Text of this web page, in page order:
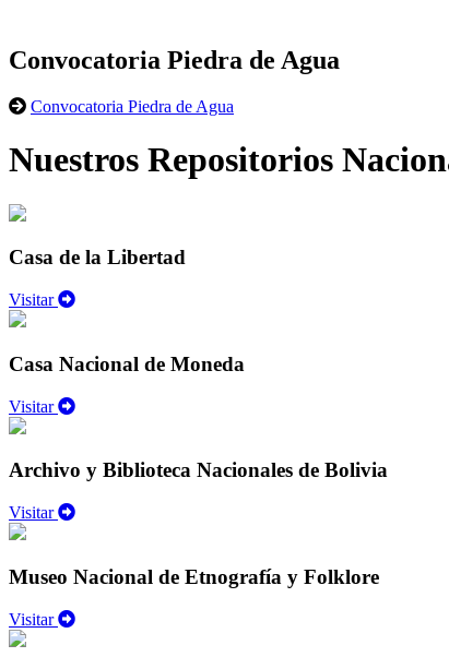
Convocatoria Piedra de Agua
Convocatoria Piedra de Agua
Nuestros Repositorios
Casa de la Libertad
Visitar
Casa Nacional de Moneda
Visitar
Archivo y Biblioteca Nacionales de Bolivia
Visitar
Museo Nacional de Etnografía y Folklore
Visitar